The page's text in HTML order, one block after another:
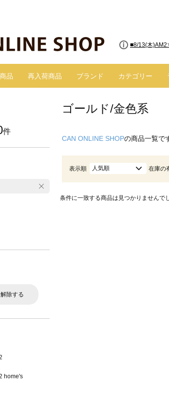
■8/13(木
品 再入荷商品 ブランド カテゴリー
件
除する
home's
ゴールド/金色系
CAN ONLINE SHOPの商品一覧で
表示順 人気順 在庫の
条件に一致する商品は見つかりませんで